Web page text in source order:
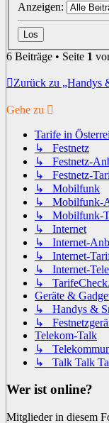
Anzeigen:
6 Beiträge • Seite 1
Zurück zu „Handys
Gehe zu
Tarife in
↳ Festnetz
↳ Festnetz-
↳ Festnetz-
↳ Mobilfunk
↳ Mobilfunk-
↳ Mobilfunk-
↳ Internet
↳ Internet-
↳ Internet-
↳ Internet-
↳
Geräte &
↳ Handys &
↳
Telekom-Talk
↳
↳ Talk Talk
Wer ist online?
Mitglieder in diesem